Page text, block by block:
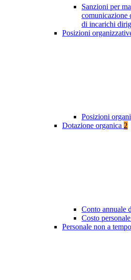
Sanzioni per
comunicazione
di incarichi
Posizioni
Posizioni
Dotazione organica 2
Conto annuale
Costo
Personale non a